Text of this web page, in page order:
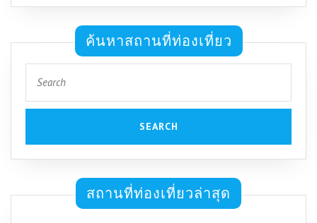
ค้นหาสถานที่ท่องเที่ยว
for:
สถานที่ท่องเที่ยวล่าสุด